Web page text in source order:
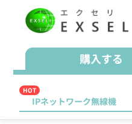
購入する
HOT
IPネットワーク無線機